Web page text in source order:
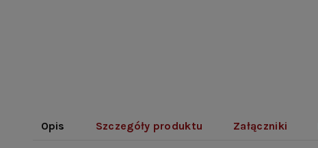
Opis Szczegóły produktu Załączniki